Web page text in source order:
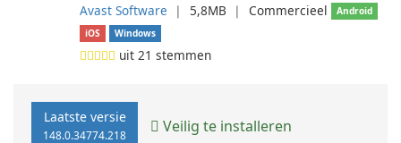
Avast Software ❘ 5,8MB ❘ Commercieel
Android
iOS
Windows
uit 21 stemmen
Laatste versie
148.0.34774.218 Veilig te installeren